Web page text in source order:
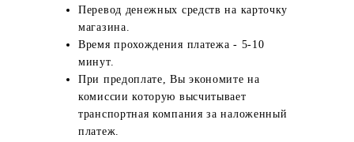
Перевод денежных средств на карточку
магазина.
Время прохождения платежа - 5-10
минут.
При предоплате, Вы экономите на
комиссии которую высчитывает
транспортная компания за наложенный
платеж.